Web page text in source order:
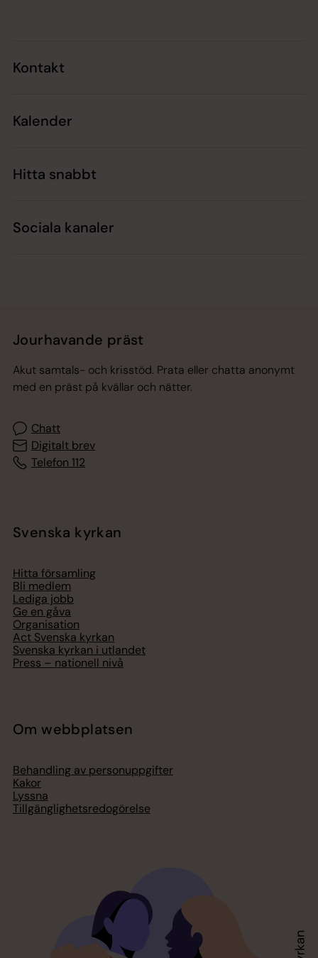
Kontakt
Kalender
Hitta snabbt
Sociala kanaler
Jourhavande präst
Akut samtals- och krisstöd. Prata eller chatta anonymt
med en präst på kvällar och nätter.
Chatt
Digitalt brev
Telefon 112
Svenska kyrkan
Hitta församling
Bli medlem
Lediga jobb
Ge en gåva
Organisation
Act Svenska kyrkan
Svenska kyrkan i utlandet
Press – nationell nivå
Om webbplatsen
Behandling av personuppgifter
Kakor
Lyssna
Tillgänglighetsredogörelse